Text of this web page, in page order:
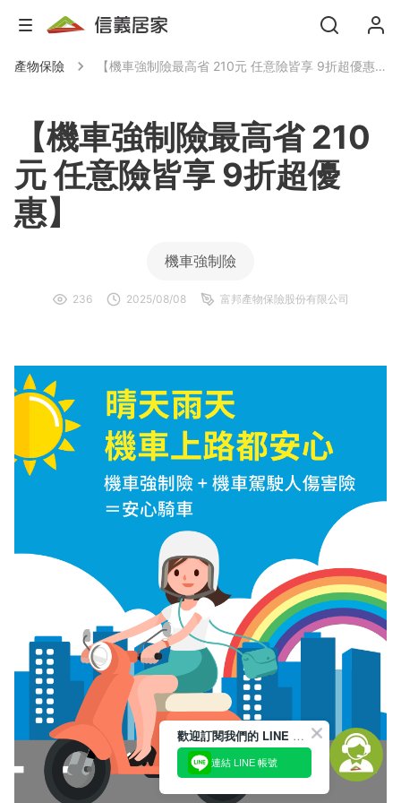
產物保險 【機車強制險最高省 210元 任意險皆享 9折超優惠】
【機車強制險最高省 210
元 任意險皆享 9折超優
惠】
機車強制險
236 2025/08/08 富邦產物保險股份有限公司
歡迎訂閱我們的 LINE 官方帳號
連結 LINE 帳號